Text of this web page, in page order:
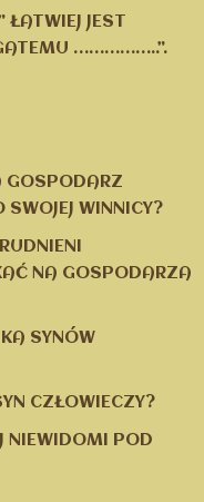
JEST
……………..”.
GOSPODARZ
WINNICY?
NA GOSPODARZA
SYNÓW
CZŁOWIECZY?
NIEWIDOMI POD